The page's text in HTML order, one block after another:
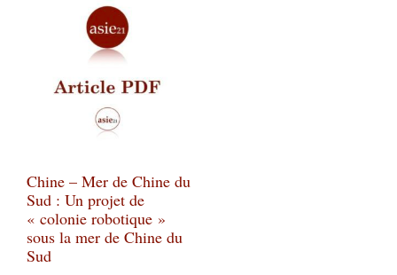
Chine – Mer de Chine du
Sud : Un projet de
« colonie robotique »
sous la mer de Chine du
Sud